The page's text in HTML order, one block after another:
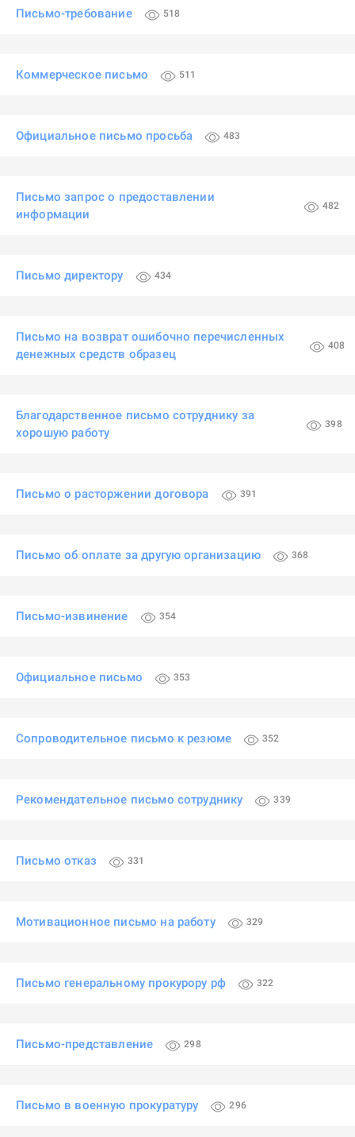
Письмо-требование 518
Коммерческое письмо 511
Официальное письмо просьба 483
Письмо запрос о предоставлении
информации
482
Письмо директору 434
Письмо на возврат ошибочно перечисленных
денежных средств образец
408
Благодарственное письмо сотруднику за
хорошую работу
398
Письмо о расторжении договора 391
Письмо об оплате за другую организацию 368
Письмо-извинение 354
Официальное письмо 353
Сопроводительное письмо к резюме 352
Рекомендательное письмо сотруднику 339
Письмо отказ 331
Мотивационное письмо на работу 329
Письмо генеральному прокурору рф 322
Письмо-представление 298
Письмо в военную прокуратуру 296